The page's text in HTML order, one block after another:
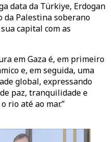
data da Türkiye, Erdogan
da Palestina soberano
capital com as
em Gaza é, em primeiro
e, em seguida, uma
global, expressando
paz, tranquilidade e
rio até ao mar.”